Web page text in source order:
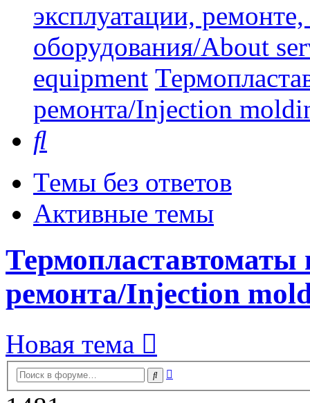
эксплуатации,
оборудования/About
equipment
ремонта/Injection
Темы без ответов
Активные темы
Термопластавтоматы
ремонта/Injection
Новая тема
Поиск